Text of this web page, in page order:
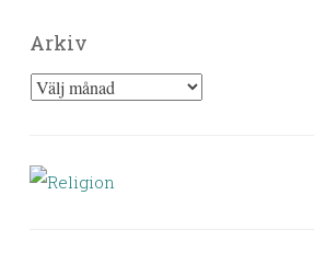
Arkiv
Arkiv